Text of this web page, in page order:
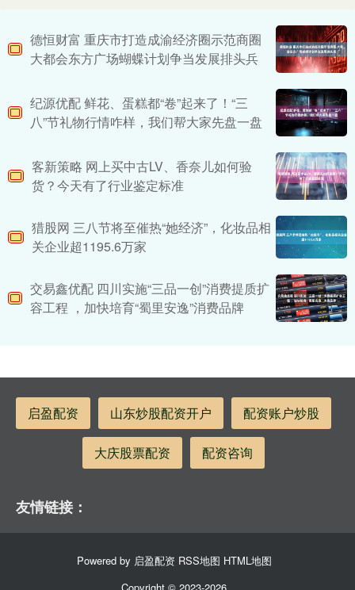
德恒财富 重庆市打造成渝经济圈示范商圈
大都会东方广场蝴蝶计划争当发展排头兵
纪源优配 鲜花、蛋糕都“卷”起来了！“三
八”节礼物行情咋样，我们帮大家先盘一盘
客新策略 网上买中古LV、香奈儿如何验
货？今天有了行业鉴定标准
猎股网 三八节将至催热“她经济”，化妆品相
关企业超1195.6万家
交易鑫优配 四川实施“三品一创”消费提质扩
容工程 ，加快培育“蜀里安逸”消费品牌
启盈配资 山东炒股配资开户 配资账户炒股
大庆股票配资 配资咨询
友情链接：
Powered by 启盈配资 RSS地图 HTML地图